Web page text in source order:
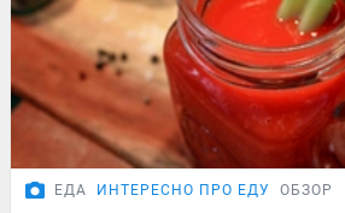
ЕДА ИНТЕРЕСНО ПРО ЕДУ ОБЗОР